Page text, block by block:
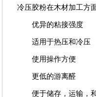
冷压胶粉在木材加工方
优异的粘接强度
适用于热压和冷压
使用操作方便
更低的游离醛
便于储存，运输，